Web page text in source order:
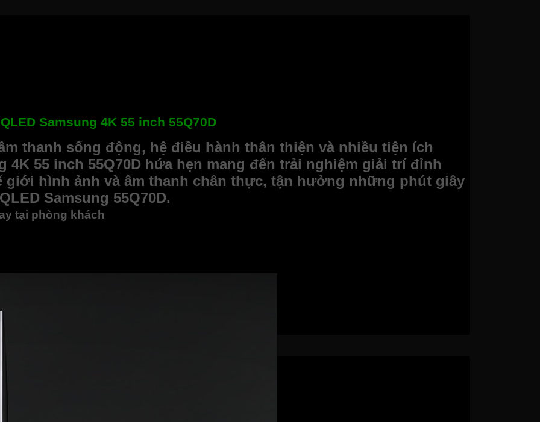
Samsung 4K 55 inch 55Q70D
thanh sống động, hệ điều hành thân thiện và nhiều tiện ích
4K 55 inch 55Q70D hứa hẹn mang đến trải nghiệm giải trí đỉnh
giới hình ảnh và âm thanh chân thực, tận hưởng những phút giây
Samsung 55Q70D.
tại phòng khách
đại nhờ sở hữu phong cách thiết kế AirSlim thanh mảnh. Phần màn hình của thiết bị chỉ dày 2.57cm nên
tính chân đế, sản phẩm chỉ nặng khoảng 16.1kg nên cũng giúp người dùng cũng dễ dàng di chuyển và lắp